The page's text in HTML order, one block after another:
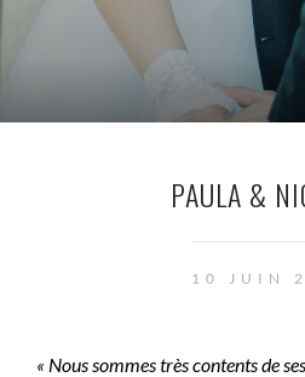
PAULA &
10 JUIN
« Nous sommes très contents de